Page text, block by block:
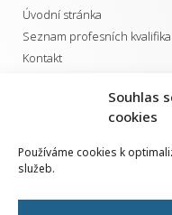
Souhlas
cookies
Používáme cookies k
služeb.
Úvodní stránka
Seznam profesních
Kontakt
GDPR